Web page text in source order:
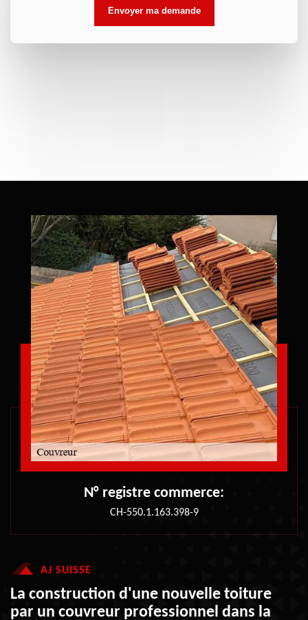
N° registre commerce:
CH-550.1.163.398-9
AJ SUISSE
La construction d'une nouvelle toiture
par un couvreur professionnel dans la